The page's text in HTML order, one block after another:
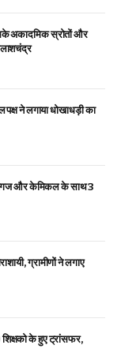
अकादमिक स्रोतों और
पक्ष ने लगाया धोखाधड़ी का
और केमिकल के साथ 3
ग्रामीणों ने लगाए
शिक्षको के हुए ट्रांसफर,